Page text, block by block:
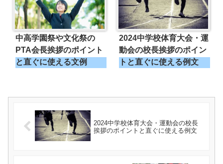
中高学園祭や文化祭の
PTA会長挨拶のポイント
と直ぐに使える文例
2024中学校体育大会・運
動会の校長挨拶のポイン
トと直ぐに使える例文
2024中学校体育大会・運動会の校長
挨拶のポイントと直ぐに使える例文